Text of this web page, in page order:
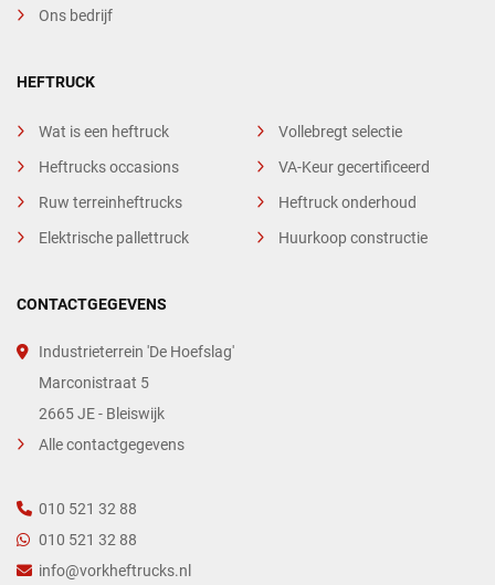
Ons bedrijf
HEFTRUCK
Wat is een heftruck
Heftrucks occasions
Ruw terreinheftrucks
Elektrische pallettruck
Vollebregt selectie
VA-Keur gecertificeerd
Heftruck onderhoud
Huurkoop constructie
CONTACTGEGEVENS
Industrieterrein 'De Hoefslag'
Marconistraat 5
2665 JE - Bleiswijk
Alle contactgegevens
010 521 32 88
010 521 32 88
info@vorkheftrucks.nl